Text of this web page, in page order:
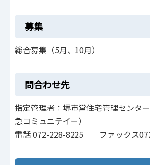
募集
総合募集（5月、10月）
問合わせ先
指定管理者：堺市営住宅管理センタ
急コミュニテイー）
電話 072-228-8225 ファックス